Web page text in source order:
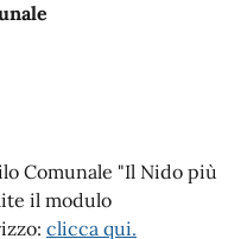
Comunale "Il Nido più
il modulo
clicca qui.